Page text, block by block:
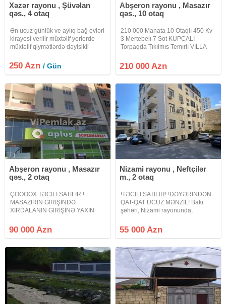
Xəzər rayonu , Şüvəlan
qəs., 4 otaq
Ən ucuz günlük ve aylıq bağ evləri
kirayesi verilir müxtəlif yerlerde
müxtəlif qiymətlərdə dəyişikil
desilir hemcin isdi hovuz təşkil
edirik minum 5 nəfərlik veeyaxud
250 Azn/ Gün
Abşeron rayonu , Masazır
qəs., 10 otaq
210 000 Manata 10 Otaqlı 450 Kv
3 Mertebelı 7 Sot KUPCALI
Torpaqda Tıkılmıs Temırlı VILLA
Cox Yaxındır .Masazır
Qesebesının En Hundur
Yasayıs Olan
210 000 Azn
Abşeron rayonu , Masazır
qəs., 2 otaq
ÇOOOOX TƏCİLİ SATILIR !
MASAZIRIN GİRİŞİNDƏ
XIRDALANIN GİRİŞİNƏ YAXIN
MASAZIR DAİRƏSİNDƏ APLUS
MARKETİN BİNASINDA ! QAZLI
ƏŞYALI MƏNZİL ! MASAZIR
DAİRƏSİNİN
90 000 Azn
Nizami rayonu , Neftçilər
m., 2 otaq
!TƏCİLİ SATILIR! !DƏYƏRİNDƏN
QAT-QAT UCUZ MƏNZİL! Bakı
şəhəri, Nizami rayonunda,
mərtəbəli binanın 1-ci
mərtəbəsində yerləşən, ümumi
55 000 Azn